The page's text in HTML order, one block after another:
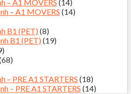
– A1 MOVERS (14)
– A1 MOVERS (14)
B1 (PET) (8)
B1 (PET) (19)
– PRE A1 STARTERS (18)
– PRE A1 STARTERS (14)